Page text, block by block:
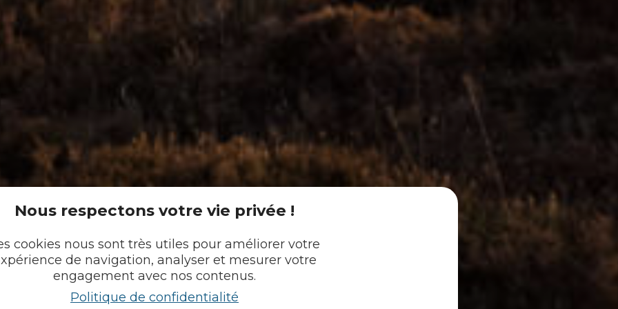
Nous respectons votre vie privée !
cookies nous sont très utiles pour améliorer votre
de navigation, analyser et mesurer votre
engagement avec nos contenus.
Politique de confidentialité